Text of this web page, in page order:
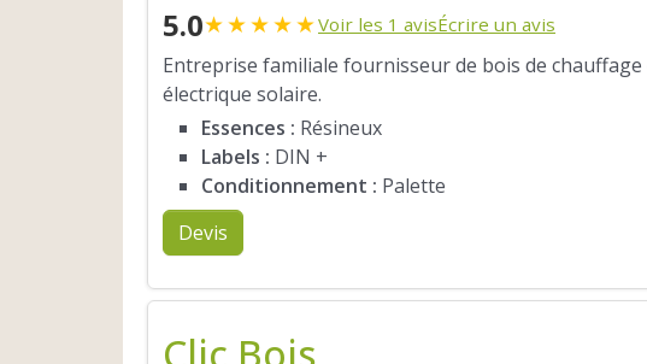
5.0★★★★★Voir les 1 avisÉcrire un avis
Entreprise familiale fournisseur de bois de
électrique solaire.
Essences : Résineux
Labels : DIN +
Conditionnement : Palette
Devis